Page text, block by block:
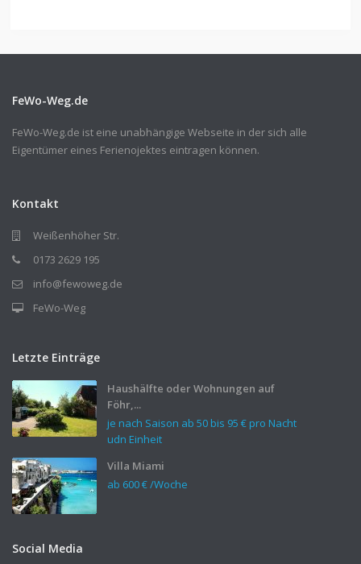
FeWo-Weg.de
FeWo-Weg.de ist eine unabhängige Webseite in der sich alle
Eigentümer eines Ferienojektes eintragen können.
Kontakt
Weißenhöher Str.
0173 2629 195
info@fewoweg.de
FeWo-Weg
Letzte Einträge
Haushälfte oder Wohnungen auf
Föhr,...
je nach Saison ab 50 bis 95 € pro Nacht
udn Einheit
Villa Miami
ab 600 €/Woche
Social Media